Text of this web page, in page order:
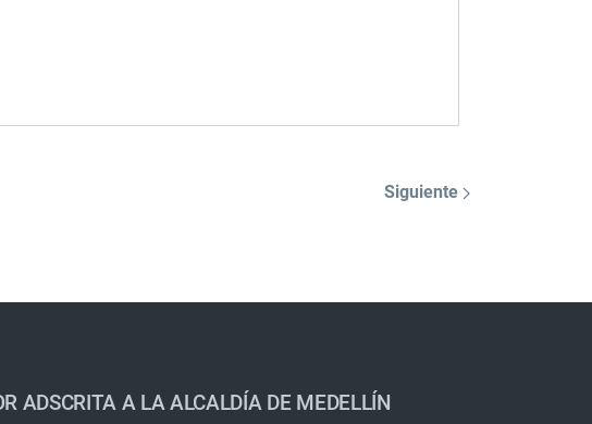
Siguiente
ADSCRITA A LA ALCALDÍA DE MEDELLÍN